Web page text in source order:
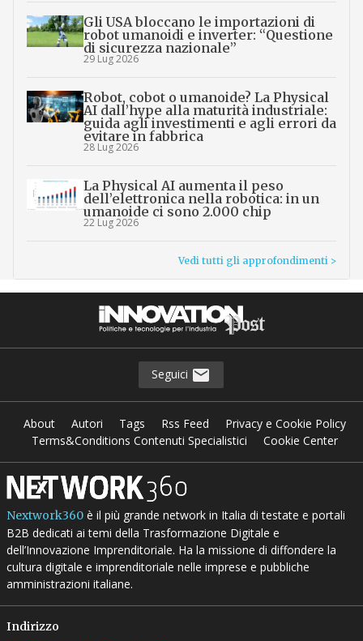
Gli USA bloccano le importazioni di
robot umanoidi e inverter: “Questione
di sicurezza nazionale”
29 Lug 2026
Robot, cobot o umanoide? La Physical
AI dall’hype alla maturità industriale:
guida agli investimenti e agli errori da
evitare in fabbrica
28 Lug 2026
La Physical AI aumenta il peso
dell’elettronica nella robotica: in un
umanoide ci sono 2.000 chip
22 Lug 2026
Vedi tutti gli approfondimenti >
Seguici
About Autori Tags Rss Feed
Privacy e Cookie Policy
Terms&Conditions Contenuti Specialistici
Cookie Center
Nextwork360è il più grande network in Italia di testate e portali
B2B dedicati ai temi della Trasformazione Digitale e
dell’Innovazione Imprenditoriale. Ha la missione di diffondere la
cultura digitale e imprenditoriale nelle imprese e pubbliche
amministrazioni italiane.
Indirizzo